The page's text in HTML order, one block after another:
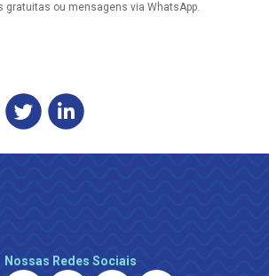
gratuitas ou mensagens via WhatsApp.
Nossas Redes Sociais